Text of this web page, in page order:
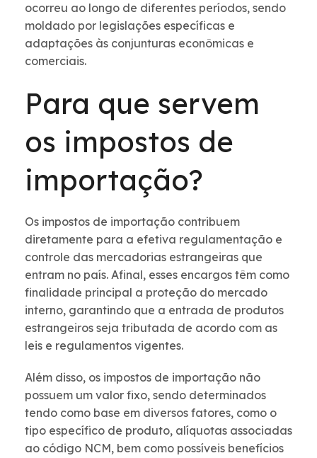
ocorreu ao longo de diferentes períodos, sendo
moldado por legislações específicas e
adaptações às conjunturas econômicas e
comerciais.
Para que servem
os impostos de
importação?
Os impostos de importação contribuem
diretamente para a efetiva regulamentação e
controle das mercadorias estrangeiras que
entram no país. Afinal, esses encargos têm como
finalidade principal a proteção do mercado
interno, garantindo que a entrada de produtos
estrangeiros seja tributada de acordo com as
leis e regulamentos vigentes.
Além disso, os impostos de importação não
possuem um valor fixo, sendo determinados
tendo como base em diversos fatores, como o
tipo específico de produto, alíquotas associadas
ao código NCM, bem como possíveis benefícios